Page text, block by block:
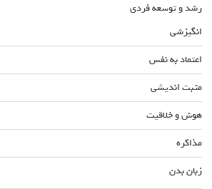
رشد و توسعه فردی
انگیزشی
اعتماد به نفس
مثبت اندیشی
هوش و خلاقیت
مذاکره
زبان بدن